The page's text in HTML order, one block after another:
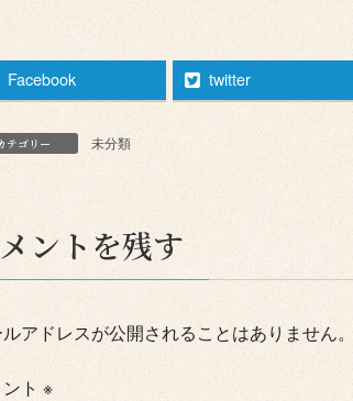
Facebook twitter
テゴリー 未分類
ントを残す
アドレスが公開されることはありません。
ト ※